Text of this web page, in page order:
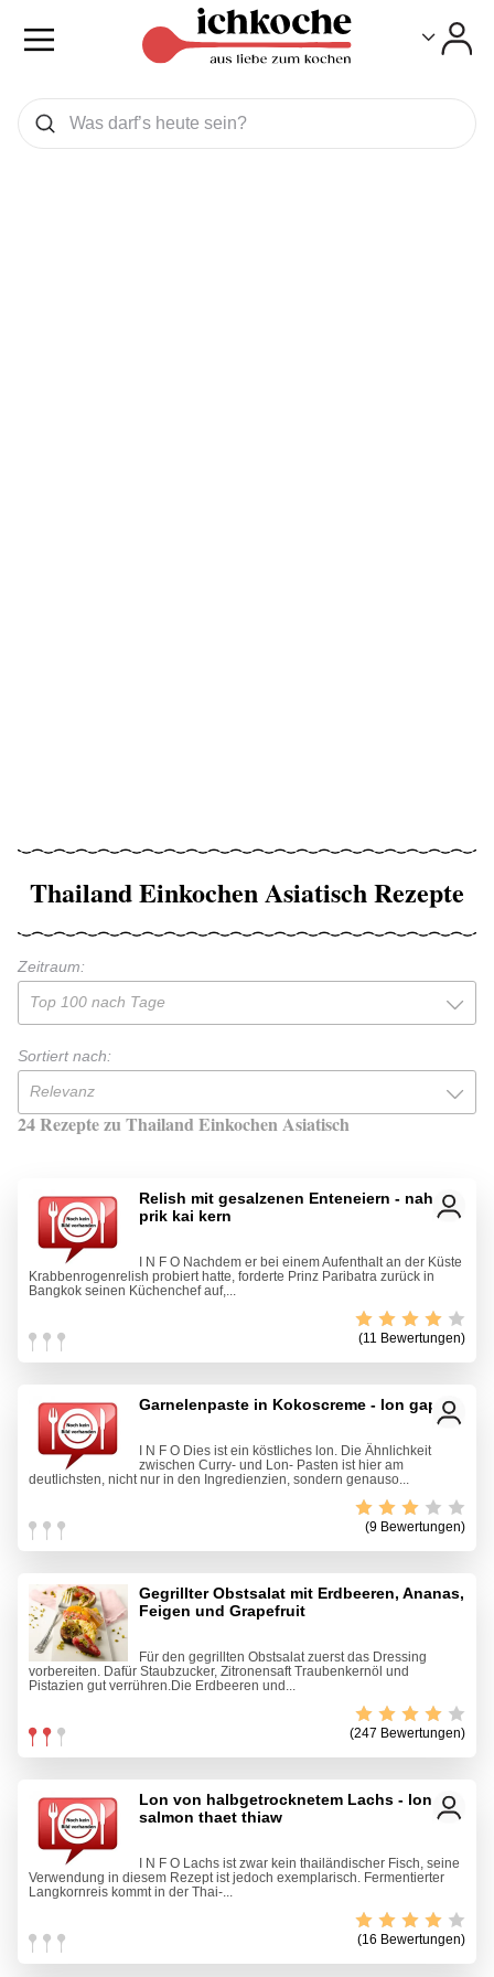
Was wollen Sie suchen
Suchen
Thailand Einkochen Asiatisch Rezepte
Zeitraum:
Top 100 nach Tage
Sortiert nach:
Relevanz
24 Rezepte zu Thailand Einkochen Asiatisch
Relish mit gesalzenen Enteneiern - nahm
prik kai kern
I N F O Nachdem er bei einem Aufenthalt an der Küste
Krabbenrogenrelish probiert hatte, forderte Prinz Paribatra zurück in
Bangkok seinen Küchenchef auf,...
(11 Bewertungen)
Garnelenpaste in Kokoscreme - lon gapi
I N F O Dies ist ein köstliches lon. Die Ähnlichkeit
zwischen Curry- und Lon- Pasten ist hier am
deutlichsten, nicht nur in den Ingredienzien, sondern genauso...
(9 Bewertungen)
Gegrillter Obstsalat mit Erdbeeren, Ananas,
Feigen und Grapefruit
Für den gegrillten Obstsalat zuerst das Dressing
vorbereiten. Dafür Staubzucker, Zitronensaft Traubenkernöl und
Pistazien gut verrühren.Die Erdbeeren und...
(247 Bewertungen)
Lon von halbgetrocknetem Lachs - lon pla
salmon thaet thiaw
I N F O Lachs ist zwar kein thailändischer Fisch, seine
Verwendung in diesem Rezept ist jedoch exemplarisch. Fermentierter
Langkornreis kommt in der Thai-...
(16 Bewertungen)